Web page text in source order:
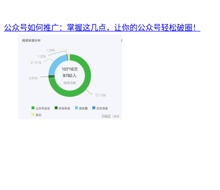
公众号如何推广：掌握这几点，让你的公众号轻松破圈！